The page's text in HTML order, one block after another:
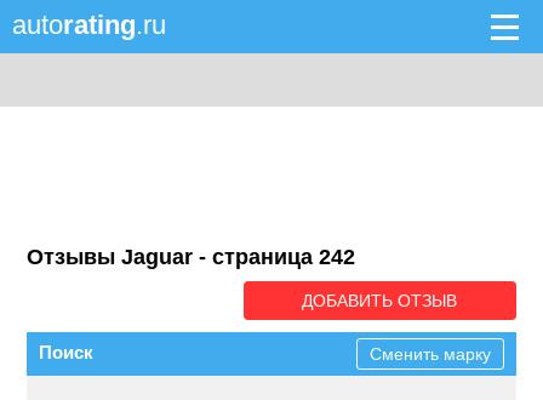
autorating.ru
Отзывы Jaguar - cтраница 242
ДОБАВИТЬ ОТЗЫВ
Поиск Сменить марку